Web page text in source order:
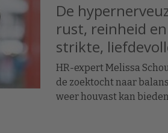
De
rust, reinheid
strikte,
HR-expert Melissa
de zoektocht naar
weer houvast kan